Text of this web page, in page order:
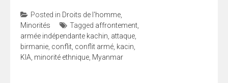
Posted in Droits de l'homme
Minorités
Tagged affrontement
armée indépendante kachin attaque
birmanie conflit conflit armé kacin
KIA minorité ethnique Myanmar